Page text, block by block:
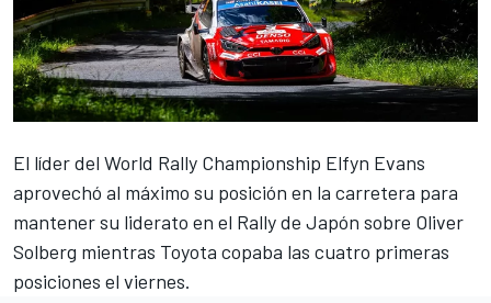
El líder del World Rally Championship Elfyn Evans
aprovechó al máximo su posición en la carretera para
mantener su liderato en el Rally de Japón sobre Oliver
Solberg mientras Toyota copaba las cuatro primeras
posiciones el viernes.